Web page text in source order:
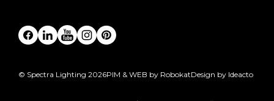
© Spectra Lighting 2026PIM & WEB by RobokatDesign by Ideacto